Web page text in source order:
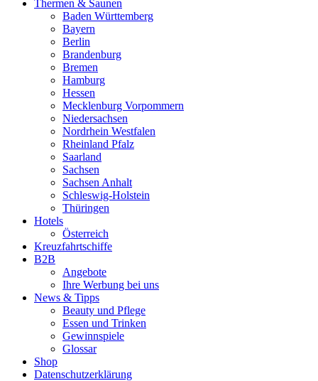
Thermen & Saunen
Baden Württemberg
Bayern
Berlin
Brandenburg
Bremen
Hamburg
Hessen
Mecklenburg Vorpommern
Niedersachsen
Nordrhein Westfalen
Rheinland Pfalz
Saarland
Sachsen
Sachsen Anhalt
Schleswig-Holstein
Thüringen
Hotels
Österreich
Kreuzfahrtschiffe
B2B
Angebote
Ihre Werbung bei uns
News & Tipps
Beauty und Pflege
Essen und Trinken
Gewinnspiele
Glossar
Shop
Datenschutzerklärung